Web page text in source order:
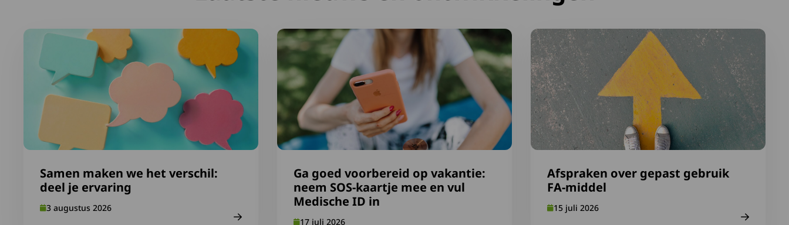
Samen maken we het verschil:
deel je ervaring
3 augustus 2026
Lees meer over Samen maken we het verschil: deel je ervaring
Ga goed voorbereid op vakantie:
neem SOS-kaartje mee en vul
Medische ID in
17 juli 2026
Lees meer over Ga goed voorbereid op vakantie: neem SOS-kaartje mee en vul Medische ID in
Afspraken over gepast gebruik
FA-middel
15 juli 2026
Lees meer over Afspraken over gepast gebruik FA-middel